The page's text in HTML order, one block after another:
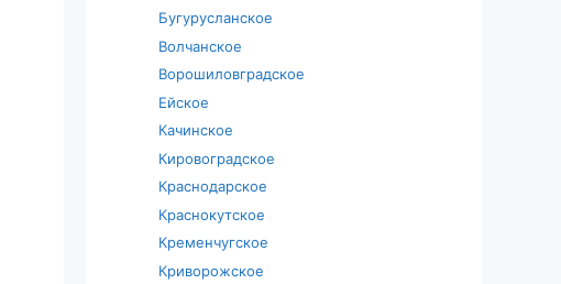
Бугурусланское
Волчанское
Ворошиловградское
Ейское
Качинское
Кировоградское
Краснодарское
Краснокутское
Кременчугское
Криворожское